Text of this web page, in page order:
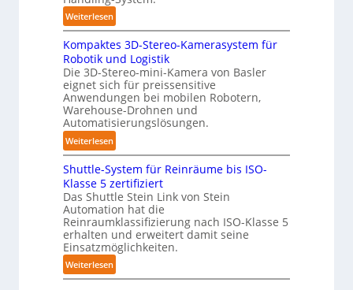
l
a
g
e
r
f
ü
r
T
a
u
c
h
r
o
b
o
t
t
i
s
i
e
r
u
n
g
s
r
e
f
f
2
0
2
6
Weiterlesen:
3
D
-
H
a
n
d
l
i
n
g
-
S
y
s
t
e
Kompaktes 3D-Stereo-Kamerasystem für
Robotik und Logistik
Die 3D-Stereo-mini-Kamera von Basler
eignet sich für preissensitive
Anwendungen bei mobilen Robotern,
Warehouse-Drohnen und
Automatisierungslösungen.
Weiterlesen:
K
o
m
p
a
k
t
e
s
Shuttle-System für Reinräume bis ISO-
Klasse 5 zertifiziert
Das Shuttle Stein Link von Stein
Automation hat die
Reinraumklassifizierung nach ISO-Klasse 5
erhalten und erweitert damit seine
Einsatzmöglichkeiten.
Weiterlesen:
S